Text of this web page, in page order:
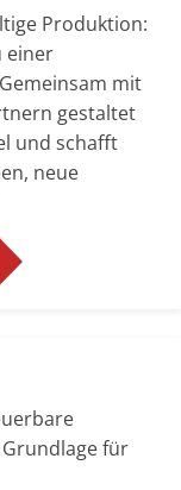
Produktion:
einer
mit
gestaltet
und schafft
neue
für